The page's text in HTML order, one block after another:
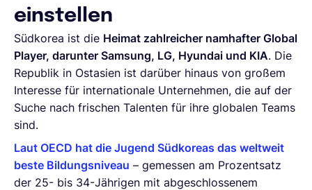
einstellen
Südkorea ist die Heimat zahlreicher namhafter Global
Player, darunter Samsung, LG, Hyundai und KIA. Die
Republik in Ostasien ist darüber hinaus von großem
Interesse für internationale Unternehmen, die auf der
Suche nach frischen Talenten für ihre globalen Teams
sind.
Laut OECD hat die Jugend Südkoreas das weltweit
beste Bildungsniveau – gemessen am Prozentsatz
der 25- bis 34-Jährigen mit abgeschlossenem